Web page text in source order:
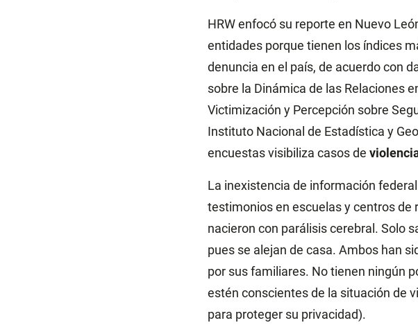
HRW enfocó su reporte en Nuevo
entidades porque tienen los índices
denuncia en el país, de acuerdo con
sobre la Dinámica de las Relaciones
Victimización y Percepción sobre
Instituto Nacional de Estadística y
encuestas visibiliza casos de
La inexistencia de información
testimonios en escuelas y centros de
nacieron con parálisis cerebral. Solo
pues se alejan de casa. Ambos han
por sus familiares. No tienen ningún
estén conscientes de la situación de
para proteger su privacidad).